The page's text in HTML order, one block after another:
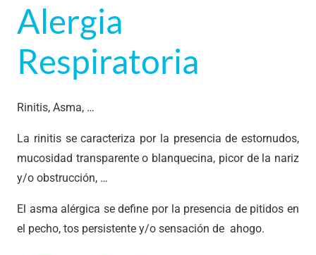
Alergia
Respiratoria
Rinitis, Asma, …
La rinitis se caracteriza por la presencia de estornudos,
mucosidad transparente o blanquecina, picor de la nariz
y/o obstrucción, …
El asma alérgica se define por la presencia de pitidos en
el pecho, tos persistente y/o sensación de ahogo.